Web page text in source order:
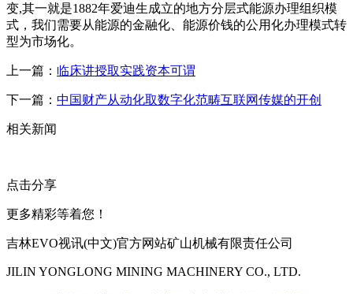
变,其一就是1882年爱迪生成立的地方分层式能源办理组织模
式，我们需要从能源的金融化、能源价钱的公用化办理模式转
型为市场化。
上一篇： 临床讲授取实践资本可谓
下一篇： 中国财产从动化取数字化范畴互联网传媒的开创
相关新闻
点击分享
更多精彩等着您！
吉林EVO视讯(中文)官方网站矿山机械有限责任公司
JILIN YONGLONG MINING MACHINERY CO., LTD.